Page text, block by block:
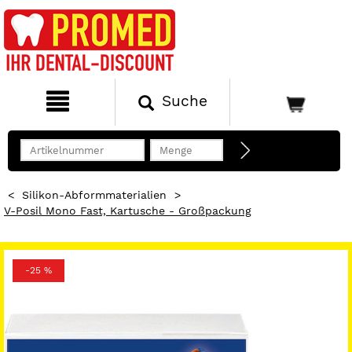
Suche
< Silikon-Abformmaterialien
>
V-Posil Mono Fast, Kartusche - Großpackung
-25 %